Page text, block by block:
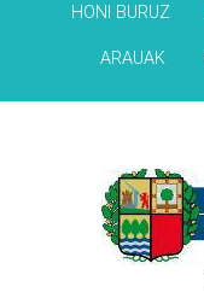
HONI BURUZ
ARAUAK